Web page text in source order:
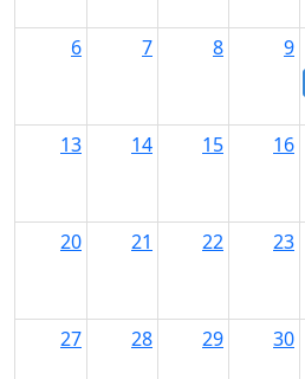
6 7 8 9
13 14 15 16
20 21 22 23
27 28 29 30